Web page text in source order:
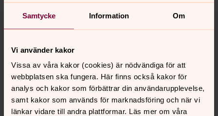
Samtycke Information Om
Vi använder kakor
Vissa av våra kakor (cookies) är nödvändiga för att
webbplatsen ska fungera. Här finns också kakor för
analys och kakor som förbättrar din användarupplevelse,
samt kakor som används för marknadsföring och när vi
länkar vidare till andra plattformar. Läs mer om våra
Olivier Guillard
Kanslichef, Fastighetschef
E-post:olivier.guillard@svenskakyrkan.se